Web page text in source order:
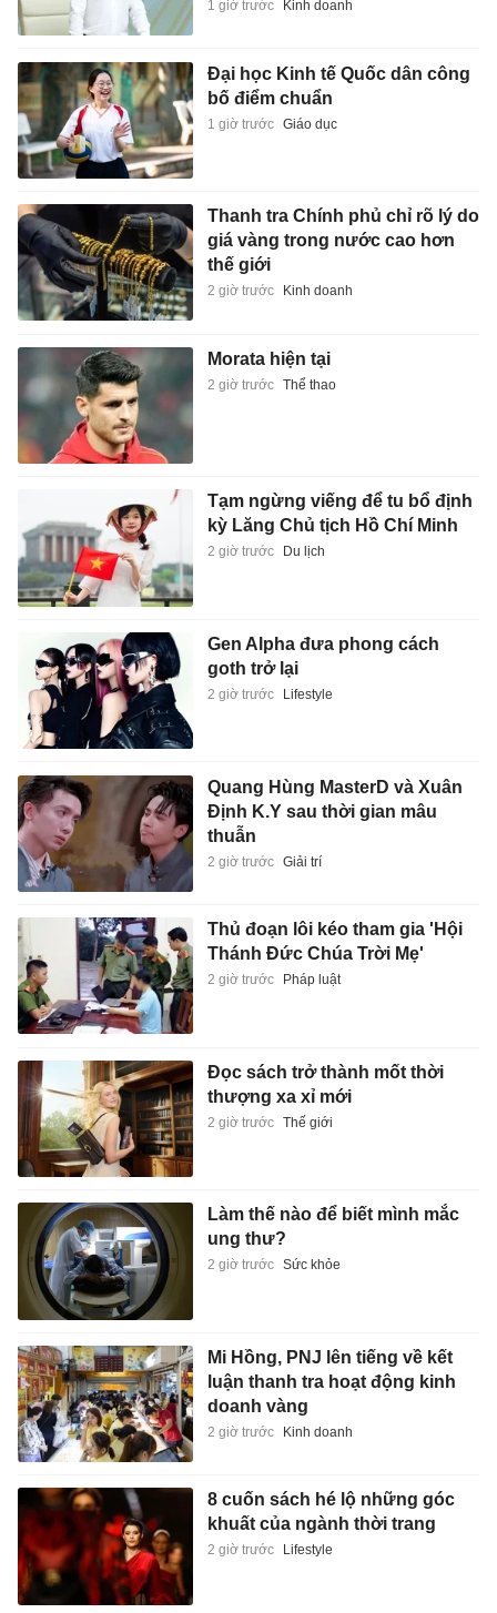
1 giờ trước Kinh doanh
Đại học Kinh tế Quốc dân công
bố điểm chuẩn
1 giờ trước Giáo dục
Thanh tra Chính phủ chỉ rõ lý do
giá vàng trong nước cao hơn
thế giới
2 giờ trước Kinh doanh
Morata hiện tại
2 giờ trước Thể thao
Tạm ngừng viếng để tu bổ định
kỳ Lăng Chủ tịch Hồ Chí Minh
2 giờ trước Du lịch
Gen Alpha đưa phong cách
goth trở lại
2 giờ trước Lifestyle
Quang Hùng MasterD và Xuân
Định K.Y sau thời gian mâu
thuẫn
2 giờ trước Giải trí
Thủ đoạn lôi kéo tham gia 'Hội
Thánh Đức Chúa Trời Mẹ'
2 giờ trước Pháp luật
Đọc sách trở thành mốt thời
thượng xa xỉ mới
2 giờ trước Thế giới
Làm thế nào để biết mình mắc
ung thư?
2 giờ trước Sức khỏe
Mi Hồng, PNJ lên tiếng về kết
luận thanh tra hoạt động kinh
doanh vàng
2 giờ trước Kinh doanh
8 cuốn sách hé lộ những góc
khuất của ngành thời trang
2 giờ trước Lifestyle